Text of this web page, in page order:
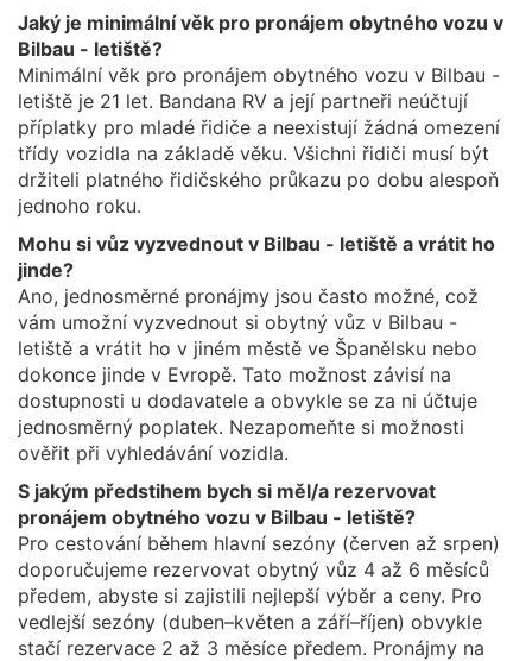
Jaký je minimální věk pro pronájem obytného vozu v
Bilbau - letiště?
Minimální věk pro pronájem obytného vozu v Bilbau -
letiště je 21 let. Bandana RV a její partneři neúčtují
příplatky pro mladé řidiče a neexistují žádná omezení
třídy vozidla na základě věku. Všichni řidiči musí být
držiteli platného řidičského průkazu po dobu alespoň
jednoho roku.
Mohu si vůz vyzvednout v Bilbau - letiště a vrátit ho
jinde?
Ano, jednosměrné pronájmy jsou často možné, což
vám umožní vyzvednout si obytný vůz v Bilbau -
letiště a vrátit ho v jiném městě ve Španělsku nebo
dokonce jinde v Evropě. Tato možnost závisí na
dostupnosti u dodavatele a obvykle se za ni účtuje
jednosměrný poplatek. Nezapomeňte si možnosti
ověřit při vyhledávání vozidla.
S jakým předstihem bych si měl/a rezervovat
pronájem obytného vozu v Bilbau - letiště?
Pro cestování během hlavní sezóny (červen až srpen)
doporučujeme rezervovat obytný vůz 4 až 6 měsíců
předem, abyste si zajistili nejlepší výběr a ceny. Pro
vedlejší sezóny (duben–květen a září–říjen) obvykle
stačí rezervace 2 až 3 měsíce předem. Pronájmy na